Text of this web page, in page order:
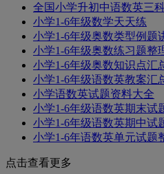
全国小学升初中语数英三
小学1-6年级数学天天练
小学1-6年级奥数类型例题
小学1-6年级奥数练习题整
小学1-6年级奥数知识点汇
小学1-6年级语数英教案汇
小学语数英试题资料大全
小学1-6年级语数英期末试
小学1-6年级语数英期中试
小学1-6年语数英单元试题
点击查看更多